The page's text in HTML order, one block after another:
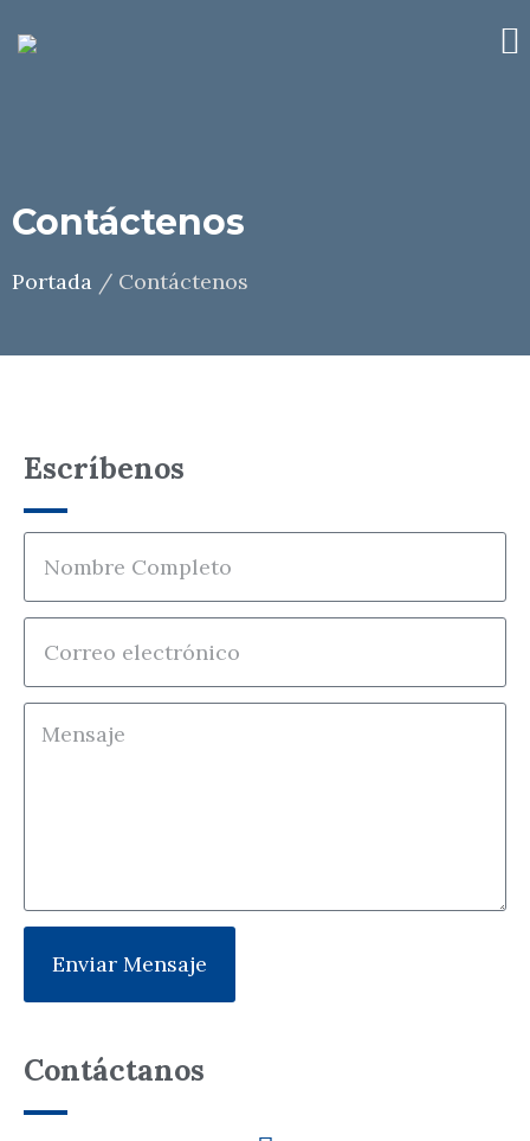
Contáctenos
Portada / Contáctenos
Escríbenos
Enviar Mensaje
Contáctanos